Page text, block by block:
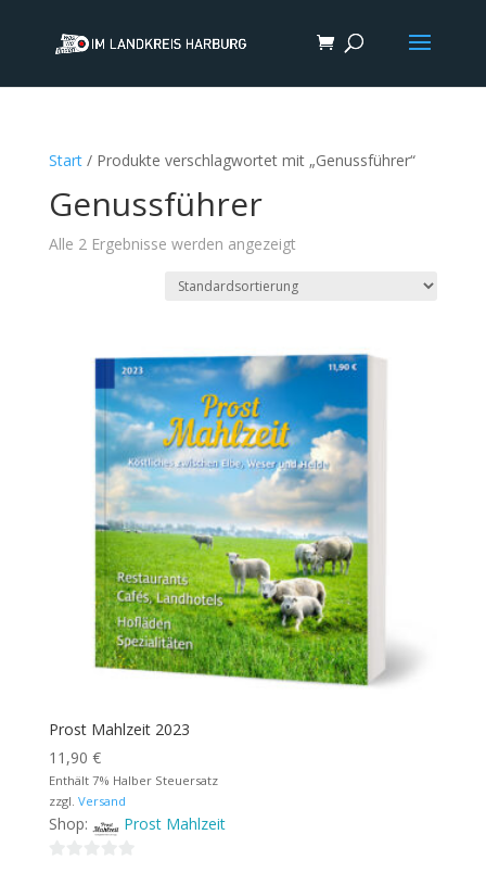
Start/ Produkte verschlagwortet mit „Genussführer“
Genussführer
Alle 2 Ergebnisse werden angezeigt
Prost Mahlzeit 2023
11,90 €
Enthält 7% Halber Steuersatz
zzgl. Versand
Shop: Prost Mahlzeit